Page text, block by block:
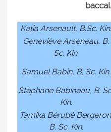
Katia Arsenault, B.Sc. Kin.
Geneviève Arseneau, B.
Sc. Kin.
Samuel Babin, B. Sc. Kin.
Stéphane Babineau, B.
Kin.
Tamika Bérubé
B. Sc. Kin.